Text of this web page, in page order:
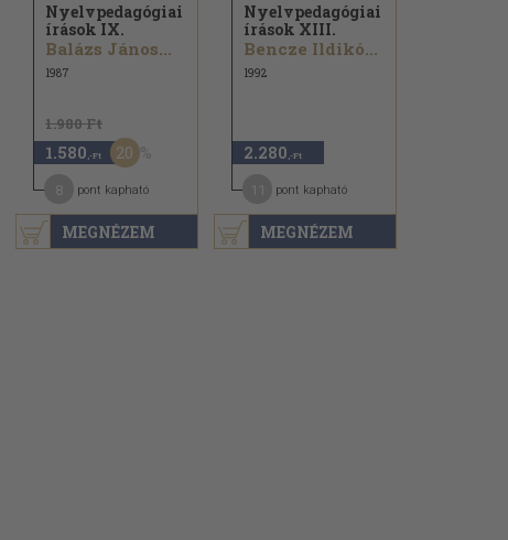
MEGNÉZEM
Nyelvpedagógiai
írások IX.
Balázs János...
1987
1.980 Ft
1.580 ,-Ft 20
pont kapható
MEGNÉZEM
Nyelvpedagógiai
írások XIII.
Bencze Ildikó...
1992
2.280 ,-Ft
pont kapható